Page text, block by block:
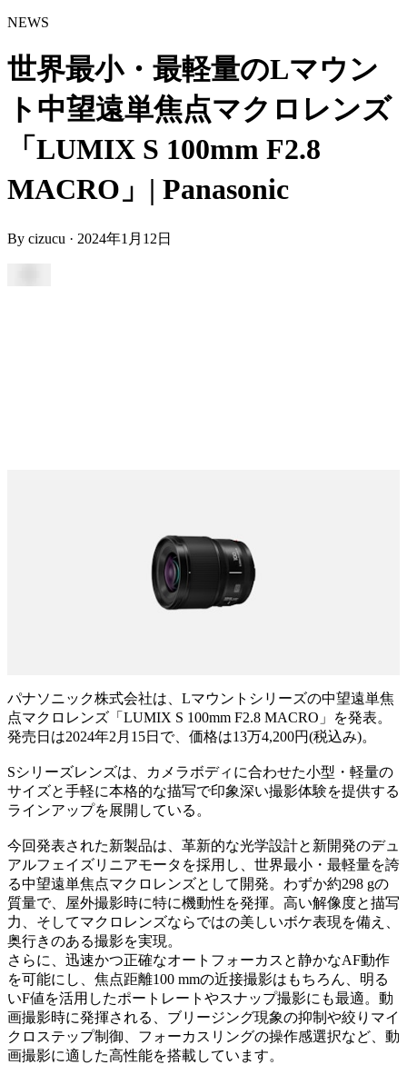
NEWS
世界最小・最軽量のLマウン
ト中望遠単焦点マクロレンズ
「LUMIX S 100mm F2.8
MACRO」| Panasonic
By cizucu · 2024年1月12日
パナソニック株式会社は、Lマウントシリーズの中望遠単焦
点マクロレンズ「LUMIX S 100mm F2.8 MACRO」を発表。
発売日は2024年2月15日で、価格は13万4,200円(税込み)。
Sシリーズレンズは、カメラボディに合わせた小型・軽量の
サイズと手軽に本格的な描写で印象深い撮影体験を提供する
ラインアップを展開している。
今回発表された新製品は、革新的な光学設計と新開発のデュ
アルフェイズリニアモータを採用し、世界最小・最軽量を誇
る中望遠単焦点マクロレンズとして開発。わずか約298 gの
質量で、屋外撮影時に特に機動性を発揮。高い解像度と描写
力、そしてマクロレンズならではの美しいボケ表現を備え、
奥行きのある撮影を実現。
さらに、迅速かつ正確なオートフォーカスと静かなAF動作
を可能にし、焦点距離100 mmの近接撮影はもちろん、明る
いF値を活用したポートレートやスナップ撮影にも最適。動
画撮影時に発揮される、ブリージング現象の抑制や絞りマイ
クロステップ制御、フォーカスリングの操作感選択など、動
画撮影に適した高性能を搭載しています。